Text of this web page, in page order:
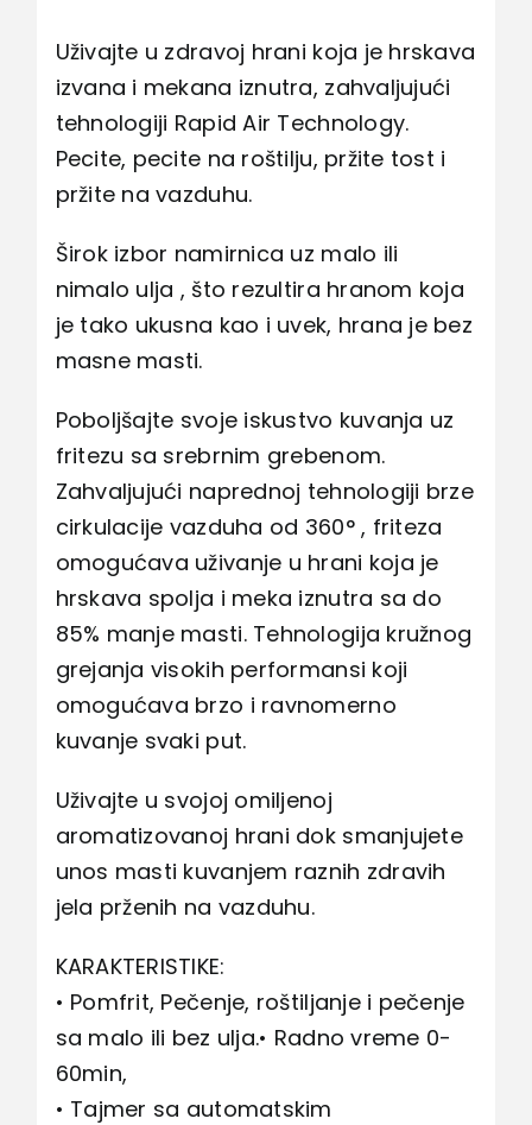
Uživajte u zdravoj hrani koja je hrskava
izvana i mekana iznutra, zahvaljujući
tehnologiji Rapid Air Technology.
Pecite, pecite na roštilju, pržite tost i
pržite na vazduhu.
Širok izbor namirnica uz malo ili
nimalo ulja , što rezultira hranom koja
je tako ukusna kao i uvek, hrana je bez
masne masti.
Poboljšajte svoje iskustvo kuvanja uz
fritezu sa srebrnim grebenom.
Zahvaljujući naprednoj tehnologiji brze
cirkulacije vazduha od 360° , friteza
omogućava uživanje u hrani koja je
hrskava spolja i meka iznutra sa do
85% manje masti. Tehnologija kružnog
grejanja visokih performansi koji
omogućava brzo i ravnomerno
kuvanje svaki put.
Uživajte u svojoj omiljenoj
aromatizovanoj hrani dok smanjujete
unos masti kuvanjem raznih zdravih
jela prženih na vazduhu.
KARAKTERISTIKE:
• Pomfrit, Pečenje, roštiljanje i pečenje
sa malo ili bez ulja.• Radno vreme 0-
60min,
• Tajmer sa automatskim